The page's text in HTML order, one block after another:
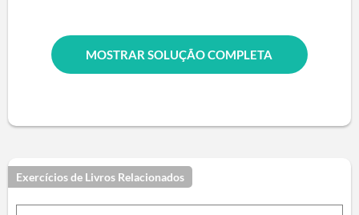
MOSTRAR SOLUÇÃO COMPLETA
Exercícios de Livros Relacionados